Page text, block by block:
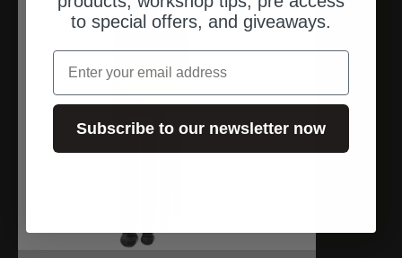
to special offers, and giveaways.
Email
Subscribe to our newsletter now